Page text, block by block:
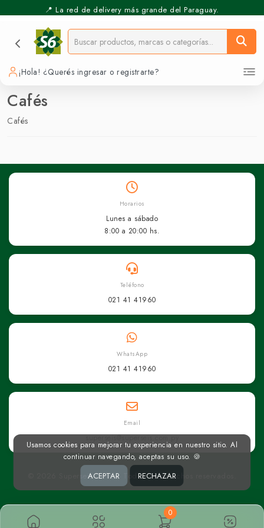
📍 La red de delivery más grande del Paraguay.
¡Hola! ¿Querés ingresar o registrarte?
Cafés
Cafés
0
Horarios
Lunes a sábado
8:00 a 20:00 hs.
Teléfono
021 41 41960
WhatsApp
021 41 41960
Email
superseis@superseis.com.py
© 2026 Superseis Online. Todos los derechos reservados.
Usamos cookies para mejorar tu experiencia en nuestro sitio. Al
continuar navegando, aceptas su uso. 🍪
ACEPTAR RECHAZAR